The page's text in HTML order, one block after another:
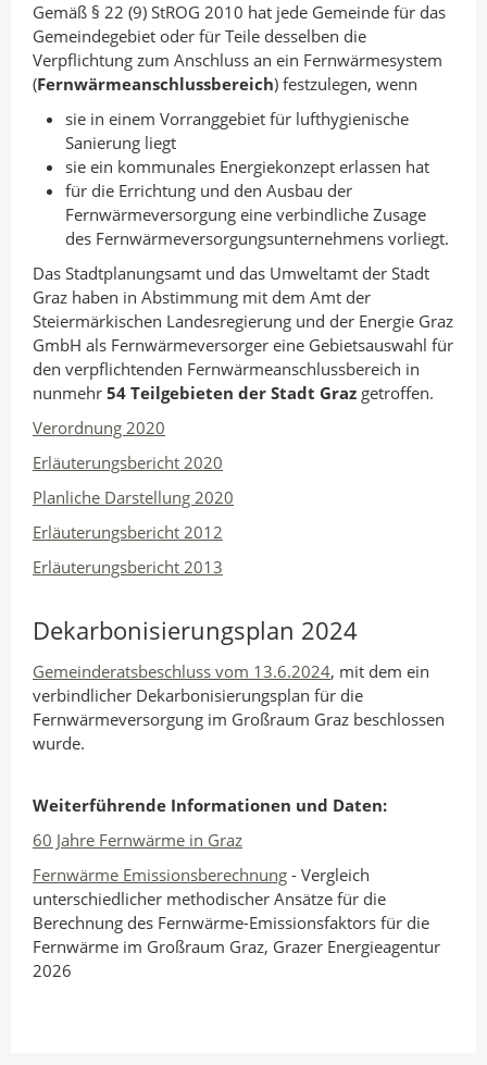
Gemäß § 22 (9) StROG 2010 hat jede Gemeinde für das
Gemeindegebiet oder für Teile desselben die
Verpflichtung zum Anschluss an ein Fernwärmesystem
(Fernwärmeanschlussbereich) festzulegen, wenn
sie in einem Vorranggebiet für lufthygienische
Sanierung liegt
sie ein kommunales Energiekonzept erlassen hat
für die Errichtung und den Ausbau der
Fernwärmeversorgung eine verbindliche Zusage
des Fernwärmeversorgungsunternehmens vorliegt.
Das Stadtplanungsamt und das Umweltamt der Stadt
Graz haben in Abstimmung mit dem Amt der
Steiermärkischen Landesregierung und der Energie Graz
GmbH als Fernwärmeversorger eine Gebietsauswahl für
den verpflichtenden Fernwärmeanschlussbereich in
nunmehr 54 Teilgebieten der Stadt Graz getroffen.
Verordnung 2020
Erläuterungsbericht 2020
Planliche Darstellung 2020
Erläuterungsbericht 2012
Erläuterungsbericht 2013
Dekarbonisierungsplan 2024
Gemeinderatsbeschluss vom 13.6.2024, mit dem ein
verbindlicher Dekarbonisierungsplan für die
Fernwärmeversorgung im Großraum Graz beschlossen
wurde.
Weiterführende Informationen und Daten:
60 Jahre Fernwärme in Graz
Fernwärme Emissionsberechnung - Vergleich
unterschiedlicher methodischer Ansätze für die
Berechnung des Fernwärme-Emissionsfaktors für die
Fernwärme im Großraum Graz, Grazer Energieagentur
2026